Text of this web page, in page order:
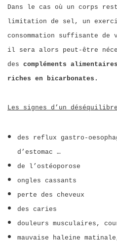
Dans le cas où un corps
limitation de sel, un
consommation suffisante de
il sera alors peut-être
des compléments
riches en bicarbonates.
Les signes d’un
des reflux gastro-
d’estomac …
de l’ostéoporose
ongles cassants
perte des cheveux
des caries
douleurs musculaires,
mauvaise haleine